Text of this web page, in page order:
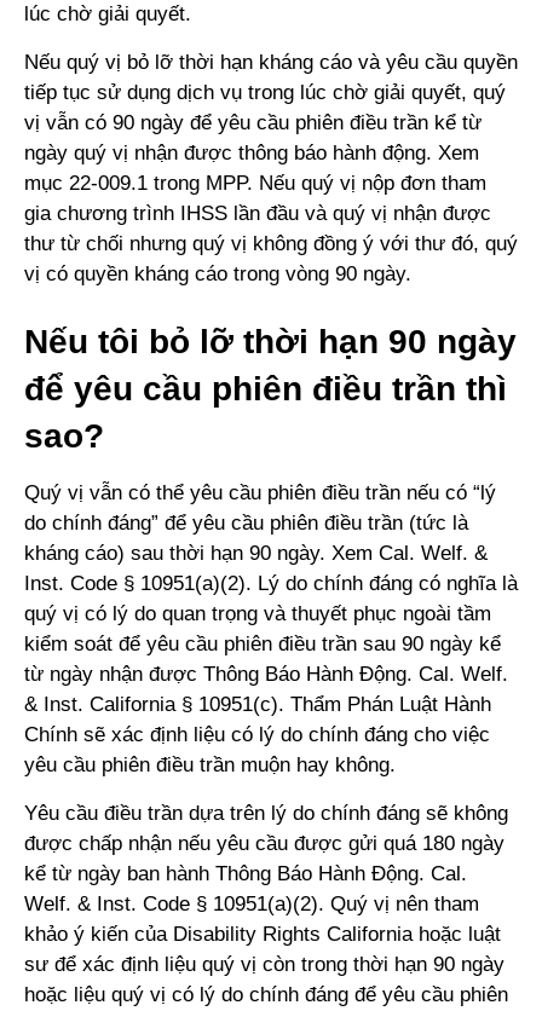
lúc chờ giải quyết.
Nếu quý vị bỏ lỡ thời hạn kháng cáo và yêu cầu quyền
tiếp tục sử dụng dịch vụ trong lúc chờ giải quyết, quý
vị vẫn có 90 ngày để yêu cầu phiên điều trần kể từ
ngày quý vị nhận được thông báo hành động. Xem
mục 22-009.1 trong MPP. Nếu quý vị nộp đơn tham
gia chương trình IHSS lần đầu và quý vị nhận được
thư từ chối nhưng quý vị không đồng ý với thư đó, quý
vị có quyền kháng cáo trong vòng 90 ngày.
Nếu tôi bỏ lỡ thời hạn 90 ngày
để yêu cầu phiên điều trần thì
sao?
Quý vị vẫn có thể yêu cầu phiên điều trần nếu có “lý
do chính đáng” để yêu cầu phiên điều trần (tức là
kháng cáo) sau thời hạn 90 ngày. Xem Cal. Welf. &
Inst. Code § 10951(a)(2). Lý do chính đáng có nghĩa là
quý vị có lý do quan trọng và thuyết phục ngoài tầm
kiểm soát để yêu cầu phiên điều trần sau 90 ngày kể
từ ngày nhận được Thông Báo Hành Động. Cal. Welf.
& Inst. California § 10951(c). Thẩm Phán Luật Hành
Chính sẽ xác định liệu có lý do chính đáng cho việc
yêu cầu phiên điều trần muộn hay không.
Yêu cầu điều trần dựa trên lý do chính đáng sẽ không
được chấp nhận nếu yêu cầu được gửi quá 180 ngày
kể từ ngày ban hành Thông Báo Hành Động. Cal.
Welf. & Inst. Code § 10951(a)(2). Quý vị nên tham
khảo ý kiến của Disability Rights California hoặc luật
sư để xác định liệu quý vị còn trong thời hạn 90 ngày
hoặc liệu quý vị có lý do chính đáng để yêu cầu phiên